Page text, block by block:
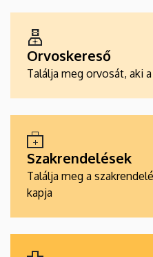
Orvoskereső
Találja meg orvosát, aki
Szakrendelések
Találja meg a
kapja